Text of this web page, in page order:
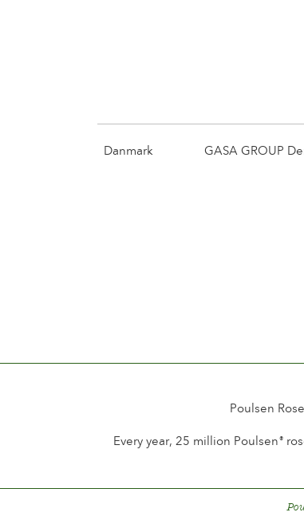
Danmark GASA GROUP
Poulsen
Every year, 25 million Poulsen®